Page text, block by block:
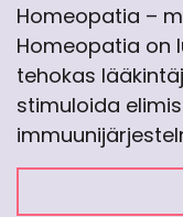
Homeopatia –
Homeopatia on
tehokas
stimuloida